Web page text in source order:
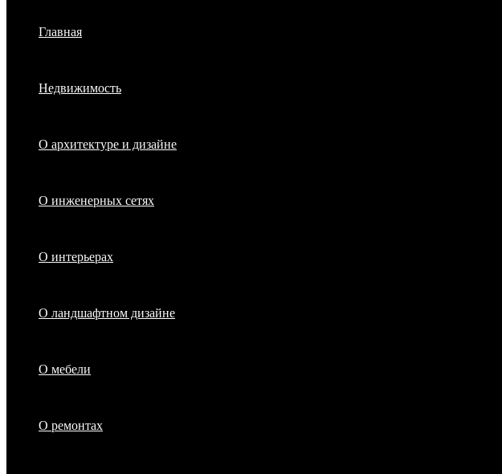
Главная
Недвижимость
О архитектуре и дизайне
О инженерных сетях
О интерьерах
О ландшафтном дизайне
О мебели
О ремонтах